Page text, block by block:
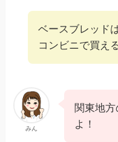
ベースブレッド
コンビニで買え
みん
関東地
よ！